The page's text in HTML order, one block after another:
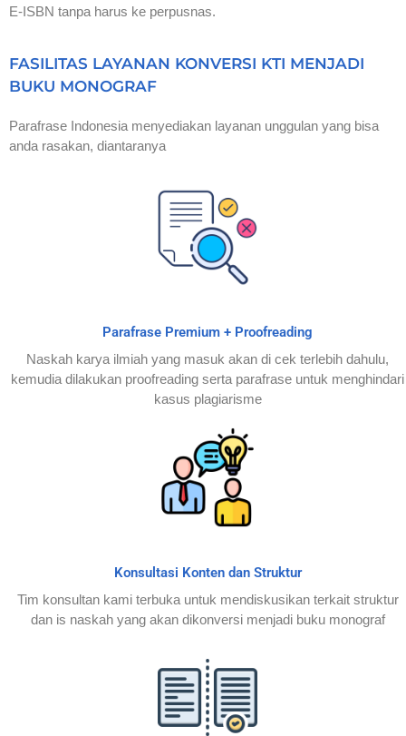
E-ISBN tanpa harus ke perpusnas.
FASILITAS LAYANAN KONVERSI KTI MENJADI
BUKU MONOGRAF
Parafrase Indonesia menyediakan layanan unggulan yang bisa
anda rasakan, diantaranya
Parafrase Premium + Proofreading
Naskah karya ilmiah yang masuk akan di cek terlebih dahulu,
kemudia dilakukan proofreading serta parafrase untuk menghindari
kasus plagiarisme
Konsultasi Konten dan Struktur
Tim konsultan kami terbuka untuk mendiskusikan terkait struktur
dan is naskah yang akan dikonversi menjadi buku monograf